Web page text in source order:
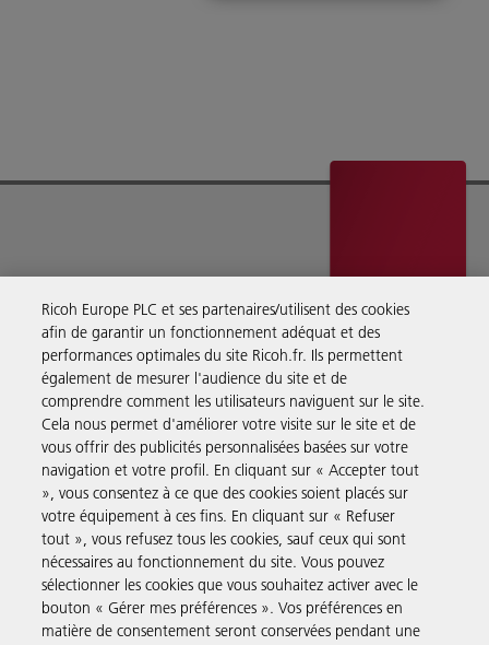
À propos de nous
Ricoh fournit des services de gestion documentaires, des conseils,
des logiciels et du matériel à des entreprises du monde entier.
En savoir plus sur notre histoire et ce que nous faisons
Solutions pour les entreprises
Produits et Services
Ricoh Europe PLC et ses partenaires/utilisent des cookies
afin de garantir un fonctionnement adéquat et des
performances optimales du site Ricoh.fr. Ils permettent
également de mesurer l'audience du site et de
comprendre comment les utilisateurs naviguent sur le site.
Cela nous permet d'améliorer votre visite sur le site et de
vous offrir des publicités personnalisées basées sur votre
navigation et votre profil. En cliquant sur « Accepter tout
», vous consentez à ce que des cookies soient placés sur
votre équipement à ces fins. En cliquant sur « Refuser
tout », vous refusez tous les cookies, sauf ceux qui sont
nécessaires au fonctionnement du site. Vous pouvez
sélectionner les cookies que vous souhaitez activer avec le
bouton « Gérer mes préférences ». Vos préférences en
matière de consentement seront conservées pendant une